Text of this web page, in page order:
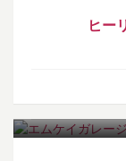
ヒー